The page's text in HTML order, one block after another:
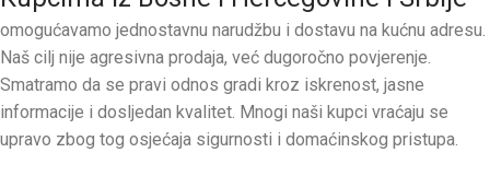
omogućavamo jednostavnu narudžbu i dostavu na kućnu adresu.
Naš cilj nije agresivna prodaja, već dugoročno povjerenje.
Smatramo da se pravi odnos gradi kroz iskrenost, jasne
informacije i dosljedan kvalitet. Mnogi naši kupci vraćaju se
upravo zbog tog osjećaja sigurnosti i domaćinskog pristupa.